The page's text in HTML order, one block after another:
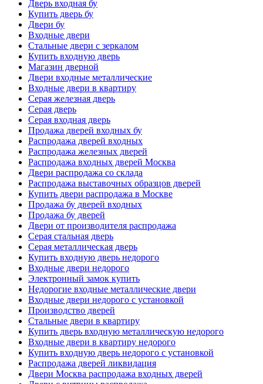
Дверь входная бу
Купить дверь бу
Двери бу
Входные двери
Стальные двери с зеркалом
Купить входную дверь
Магазин дверной
Двери входные металлические
Входные двери в квартиру
Серая железная дверь
Серая дверь
Серая входная дверь
Продажа дверей входных бу
Распродажа дверей входных
Распродажа железных дверей
Распродажа входных дверей Москва
Двери распродажа со склада
Распродажа выставочных образцов дверей
Купить двери распродажа в Москве
Продажа бу дверей входных
Продажа бу дверей
Двери от производителя распродажа
Серая стальная дверь
Серая металлическая дверь
Купить входную дверь недорого
Входные двери недорого
Электронный замок купить
Недорогие входные металлические двери
Входные двери недорого с установкой
Производство дверей
Стальные двери в квартиру
Купить дверь входную металлическую недорого
Входные двери в квартиру недорого
Купить входную дверь недорого с установкой
Распродажа дверей ликвидация
Двери Москва распродажа входных дверей